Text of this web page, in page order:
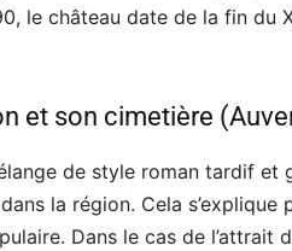
le château date de la fin du
et son cimetière
de style roman tardif et
la région. Cela
Dans le cas de